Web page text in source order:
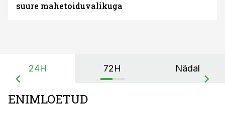
suure mahetoiduvalikuga
24H 72H Nädal
ENIMLOETUD